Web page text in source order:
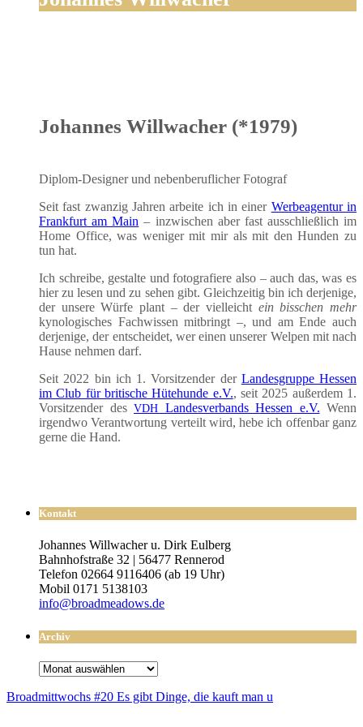
Johannes Willwacher (*1979)
Diplom-Desi­gner und neben­be­ruf­li­cher Fotograf
Seit fast zwan­zig Jah­ren arbei­te ich in einer Wer­be­agen­tur in
Frank­furt am Main – inzwi­schen aber fast aus­schließ­lich im
Home Office, was weni­ger mit mir als mit den Hun­den zu
tun hat.
Ich schrei­be, gestal­te und foto­gra­fie­re also – auch das, was es
hier zu lesen und zu sehen gibt. Gleich­zei­tig bin ich der­je­ni­ge,
der unse­re Wür­fe plant – der viel­leicht ein biss­chen mehr
kyno­lo­gi­sches Fach­wis­sen mit­bringt –, und am Ende auch
der­je­ni­ge, der ent­schei­det, wer einen unse­rer Wel­pen mit nach
Hau­se neh­men darf.
Seit 2022 bin ich 1. Vor­sit­zen­der der Lan­des­grup­pe Hes­sen
im Club für bri­ti­sche Hüte­hun­de e.V., seit 2025 außer­dem 1.
Vor­sit­zen­der des VDH Lan­des­ver­bands Hes­sen e.V. Wenn
irgend­wo Ver­ant­wor­tung ver­teilt wird, hebe ich offen­bar ganz
ger­ne die Hand.
Kontakt
Johannes Willwacher u. Dirk Eulberg
Bahnhofstraße 32 | 56477 Rennerod
Telefon 02664 9116406 (ab 19 Uhr)
Mobil 0171 5138103
info@broadmeadows.de
Archiv
Archiv
Broad­mitt­wochs #20 Es gibt Din­ge, die kauft man u